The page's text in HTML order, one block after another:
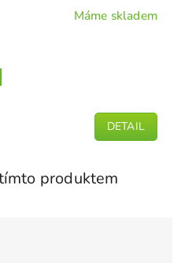
Máme skladem
DETAIL
produktem